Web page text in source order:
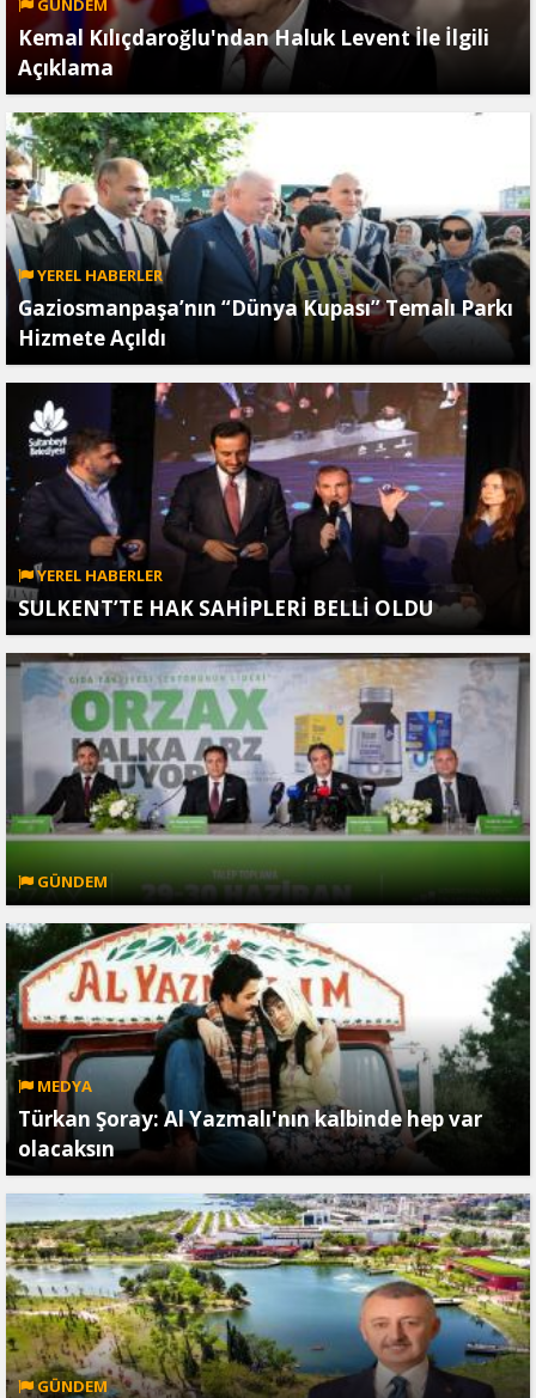
GÜNDEM
Kemal Kılıçdaroğlu'ndan Haluk Levent İle İlgili
Açıklama
YEREL HABERLER
Gaziosmanpaşa’nın “Dünya Kupası” Temalı Parkı
Hizmete Açıldı
YEREL HABERLER
SULKENT’TE HAK SAHİPLERİ BELLİ OLDU
GÜNDEM
MEDYA
Türkan Şoray: Al Yazmalı'nın kalbinde hep var
olacaksın
GÜNDEM